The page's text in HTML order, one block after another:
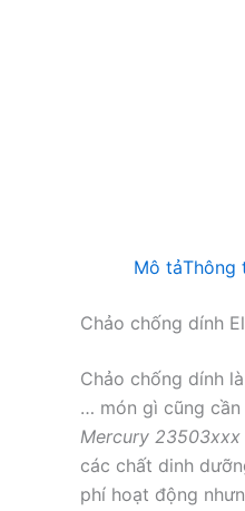
Mô tảThông
Chảo chống dính
Chảo chống dính
… món gì cũng
Mercury 23503xxx
các chất dinh
phí hoạt động